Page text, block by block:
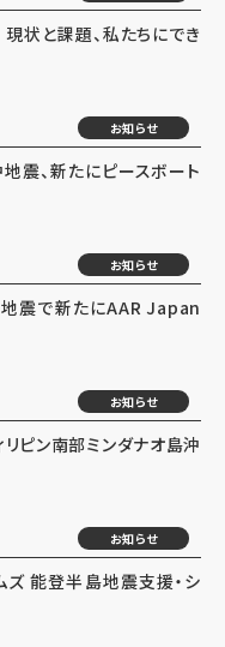
状と課題、私たちにでき
お知らせ
地震、新たにピースボート
お知らせ
地震で新たにAAR Japan
お知らせ
ピン南部ミンダナオ島沖
お知らせ
能登半島地震支援・シ